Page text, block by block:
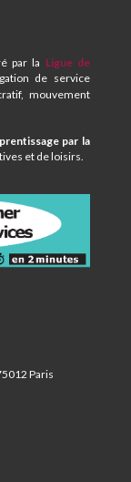
par la Ligue de
de service
mouvement
par la
et de loisirs.
Paris